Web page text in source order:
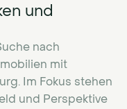
und
nach
mit
Im Fokus stehen
und Perspektive